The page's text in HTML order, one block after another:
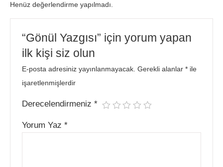
Henüz değerlendirme yapılmadı.
“Gönül Yazgısı” için yorum yapan
ilk kişi siz olun
E-posta adresiniz yayınlanmayacak. Gerekli alanlar* ile
işaretlenmişlerdir
Derecelendirmeniz*
Yorum Yaz*